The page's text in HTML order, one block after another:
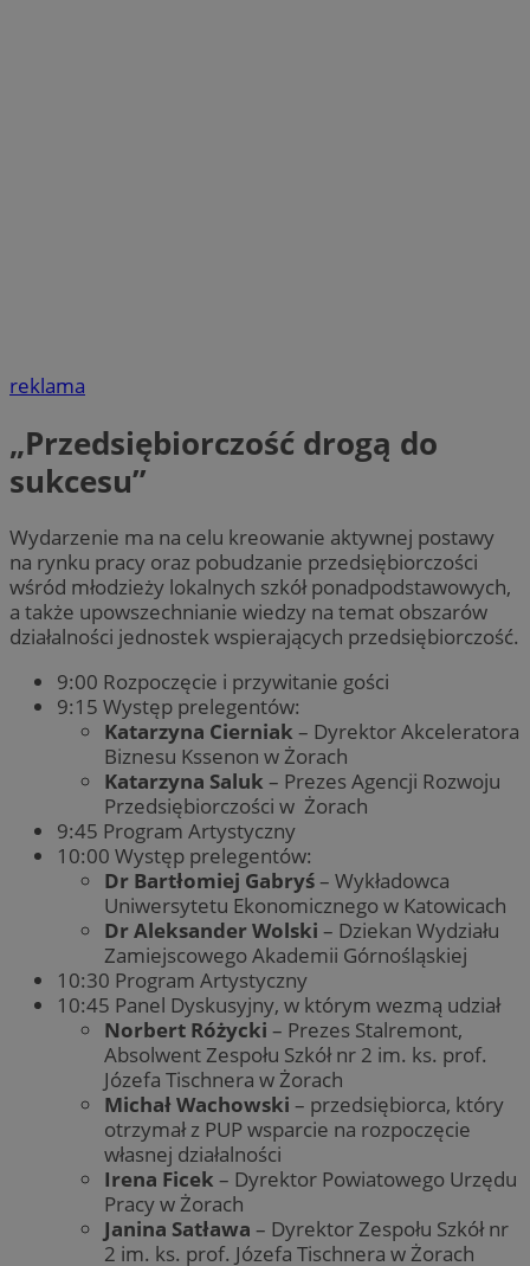
reklama
„Przedsiębiorczość drogą do
sukcesu”
Wydarzenie ma na celu kreowanie aktywnej postawy
na rynku pracy oraz pobudzanie przedsiębiorczości
wśród młodzieży lokalnych szkół ponadpodstawowych,
a także upowszechnianie wiedzy na temat obszarów
działalności jednostek wspierających przedsiębiorczość.
9:00 Rozpoczęcie i przywitanie gości
9:15 Występ prelegentów:
Katarzyna Cierniak – Dyrektor Akceleratora
Biznesu Kssenon w Żorach
Katarzyna Saluk – Prezes Agencji Rozwoju
Przedsiębiorczości w Żorach
9:45 Program Artystyczny
10:00 Występ prelegentów:
Dr Bartłomiej Gabryś– Wykładowca
Uniwersytetu Ekonomicznego w Katowicach
Dr Aleksander Wolski – Dziekan Wydziału
Zamiejscowego Akademii Górnośląskiej
10:30 Program Artystyczny
10:45 Panel Dyskusyjny, w którym wezmą udział
Norbert Różycki – Prezes Stalremont,
Absolwent Zespołu Szkół nr 2 im. ks. prof.
Józefa Tischnera w Żorach
Michał Wachowski – przedsiębiorca, który
otrzymał z PUP wsparcie na rozpoczęcie
własnej działalności
Irena Ficek – Dyrektor Powiatowego Urzędu
Pracy w Żorach
Janina Satława – Dyrektor Zespołu Szkół nr
2 im. ks. prof. Józefa Tischnera w Żorach